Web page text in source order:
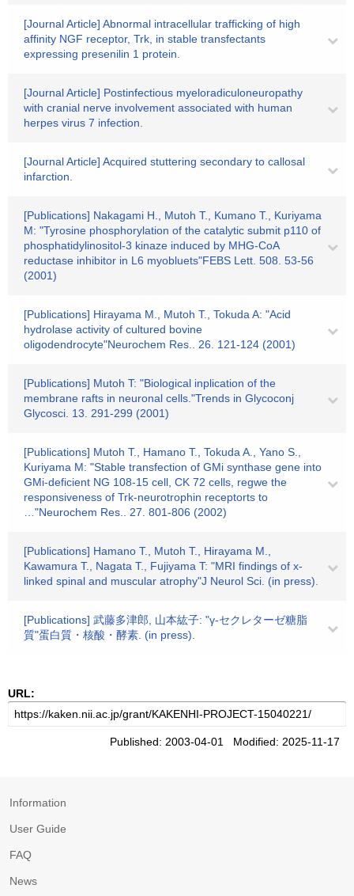
[Journal Article] Abnormal intracellular trafficking of high
affinity NGF receptor, Trk, in stable transfectants
expressing presenilin 1 protein.
[Journal Article] Postinfectious myeloradiculoneuropathy
with cranial nerve involvement associated with human
herpes virus 7 infection.
[Journal Article] Acquired stuttering secondary to callosal
infarction.
[Publications] Nakagami H., Mutoh T., Kumano T., Kuriyama
M: "Tyrosine phosphorylation of the catalytic submit p110 of
phosphatidylinositol-3 kinaze induced by MHG-CoA
reductase inhibitor in L6 myobluets"FEBS Lett. 508. 53-56
(2001)
[Publications] Hirayama M., Mutoh T., Tokuda A: "Acid
hydrolase activity of cultured bovine
oligodendrocyte"Neurochem Res.. 26. 121-124 (2001)
[Publications] Mutoh T: "Biological inplication of the
membrane rafts in neuronal cells."Trends in Glycoconj
Glycosci. 13. 291-299 (2001)
[Publications] Mutoh T., Hamano T., Tokuda A., Yano S.,
Kuriyama M: "Stable transfection of GMi synthase gene into
GMi-deficient NG 108-15 cell, CK 72 cells, regwe the
responsiveness of Trk-neurotrophin receptorts to
…"Neurochem Res.. 27. 801-806 (2002)
[Publications] Hamano T., Mutoh T., Hirayama M.,
Kawamura T., Nagata T., Fujiyama T: "MRI findings of x-
linked spinal and muscular atrophy"J Neurol Sci. (in press).
[Publications] 武藤多津郎, 山本紘子: "γ-セクレターゼ糖脂
質"蛋白質・核酸・酵素. (in press).
URL:
Published: 2003-04-01 Modified: 2025-11-17
Information
User Guide
FAQ
News